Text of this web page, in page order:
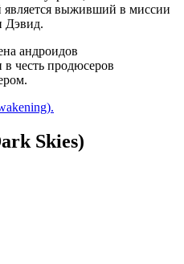
выживший в миссии
Дэвид.
андроидов
честь продюсеров
Skies)